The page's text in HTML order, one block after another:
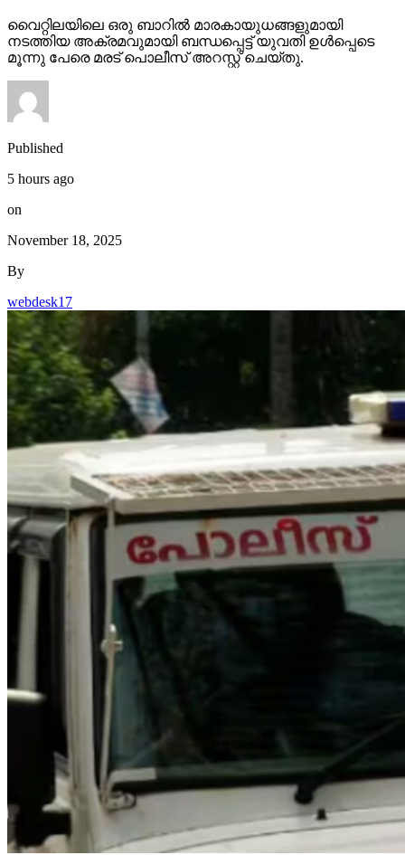
വൈറ്റിലയിലെ ഒരു ബാറില്‍ മാരകായുധങ്ങളുമായി
നടത്തിയ അക്രമവുമായി ബന്ധപ്പെട്ട് യുവതി ഉള്‍പ്പെടെ
മൂന്നു പേരെ മരട് പൊലീസ് അറസ്റ്റ് ചെയ്തു.
Published
5 hours ago
on
November 18, 2025
By
webdesk17